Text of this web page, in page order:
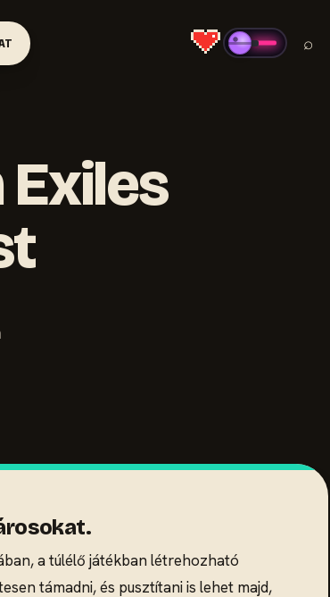
⌕
a túlélő játékban létrehozható
támadni, és pusztítani is lehet majd,